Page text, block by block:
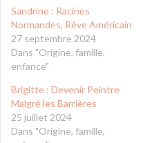
Sandrine : Racines
Normandes, Rêve Américain
27 septembre 2024
Dans "Origine, famille,
enfance"
Brigitte : Devenir Peintre
Malgré les Barrières
25 juillet 2024
Dans "Origine, famille,